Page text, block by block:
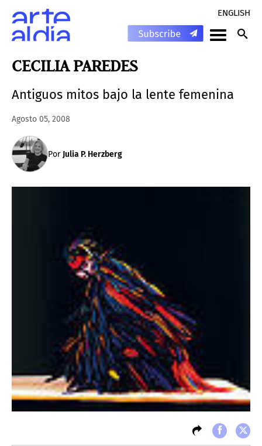
ENGLISH
CECILIA PAREDES
Antiguos mitos bajo la lente femenina
Agosto 05, 2008
Por Julia P. Herzberg